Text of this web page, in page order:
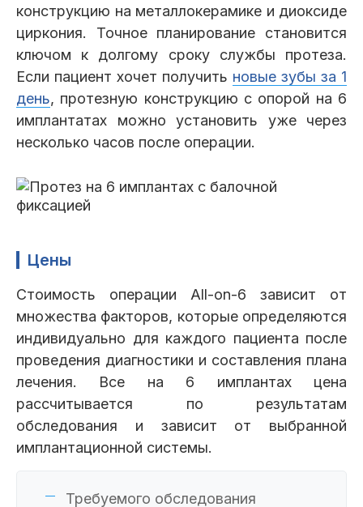
конструкцию на металлокерамике и диоксиде
циркония. Точное планирование становится
ключом к долгому сроку службы протеза.
Если пациент хочет получить новые зубы за 1
день, протезную конструкцию с опорой на 6
имплантатах можно установить уже через
несколько часов после операции.
Цены
Стоимость операции All-on-6 зависит от
множества факторов, которые определяются
индивидуально для каждого пациента после
проведения диагностики и составления плана
лечения. Все на 6 имплантах цена
рассчитывается по результатам
обследования и зависит от выбранной
имплантационной системы.
Требуемого обследования